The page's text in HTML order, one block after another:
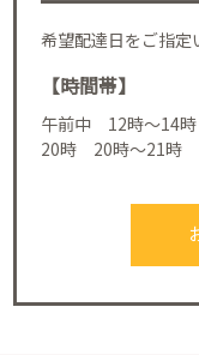
希望配達日をご指定
【時間帯】
午前中 12時～14
20時 20時～21時